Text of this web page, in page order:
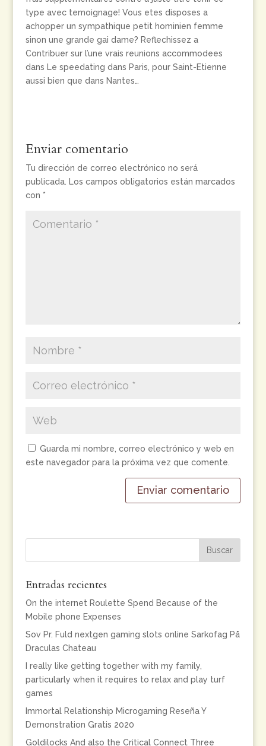
type avec temoignage! Vous etes disposes a
achopper un sympathique petit hominien femme
sinon une grande gai dame? Reflechissez a
Contribuer sur l’une vrais reunions accommodees
dans Le speedating dans Paris, pour Saint-Etienne
aussi bien que dans Nantes…
Enviar comentario
Tu dirección de correo electrónico no será
publicada. Los campos obligatorios están marcados
con *
Guarda mi nombre, correo electrónico y web en
este navegador para la próxima vez que comente.
Entradas recientes
On the internet Roulette Spend Because of the
Mobile phone Expenses
Sov Pr. Fuld nextgen gaming slots online Sarkofag På
Draculas Chateau
I really like getting together with my family,
particularly when it requires to relax and play turf
games
Immortal Relationship Microgaming Reseña Y
Demonstration Gratis 2020
Goldilocks And also the Critical Connect Three